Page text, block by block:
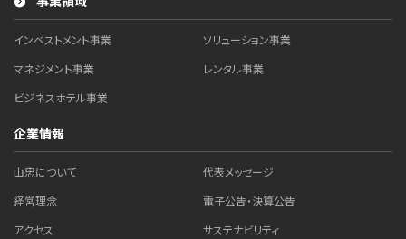
インベストメント事業
ソリューション事業
マネジメント事業
レンタル事業
ビジネスホテル事業
企業情報
山忠について
代表メッセージ
経営理念
電子公告・決算公告
アクセス
サステナビリティ